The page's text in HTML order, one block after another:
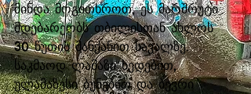
მინდა მოგითხროთ, ეს მარშრუტი
მდებარეობს თბილისთან ახლოს
30 წუთის მანქანით სავალზე.
საკმაოდ ლამაზი ხედებით,
ულამაზესი ბუნებით და ბევრი